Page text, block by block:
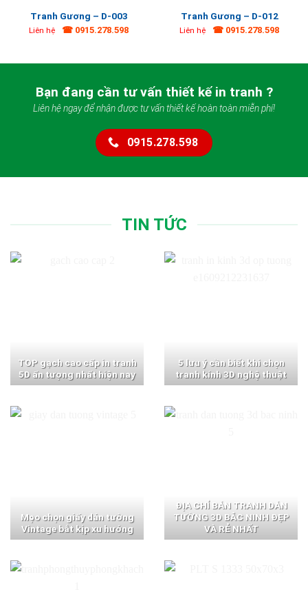
Tranh Gương – D-003
Liên hệ ☎ 0915.278.598
Tranh Gương – D-012
Liên hệ ☎ 0915.278.598
Bạn đang cần tư vấn thiết kế in tranh ?
Liên hệ ngay để nhận được tư vấn thiết kế hoàn toàn miễn phí!
0915.278.598
TIN TỨC
TOP gạch cao cấp in tranh
5D ấn tượng nhất hiện nay
5 lưu ý cần biết khi chọn
tranh kính 3D nghệ thuật
Mẹo chọn giấy dán tường
Vintage bắt kịp xu hướng
ĐỊA CHỈ BÁN TRANH DÁN
TƯỜNG 3D BẮC NINH ĐẸP
VÀ RẺ NHẤT